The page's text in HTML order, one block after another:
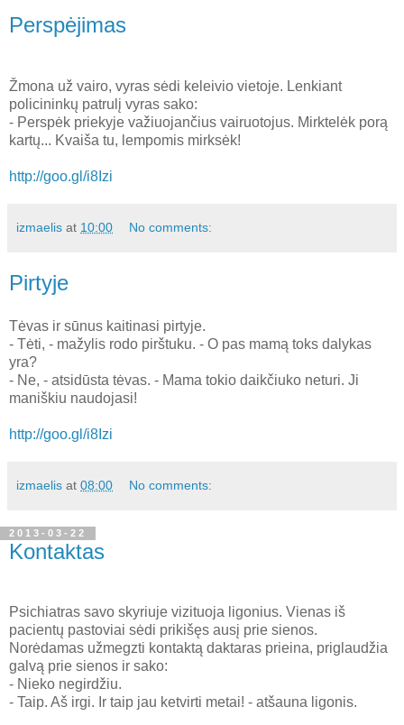
Perspėjimas
Žmona už vairo, vyras sėdi keleivio vietoje. Lenkiant
policininkų patrulį vyras sako:
- Perspėk priekyje važiuojančius vairuotojus. Mirktelėk porą
kartų... Kvaiša tu, lempomis mirksėk!
http://goo.gl/i8Izi
izmaelis at 10:00 No comments:
Pirtyje
Tėvas ir sūnus kaitinasi pirtyje.
- Tėti, - mažylis rodo pirštuku. - O pas mamą toks dalykas
yra?
- Ne, - atsidūsta tėvas. - Mama tokio daikčiuko neturi. Ji
maniškiu naudojasi!
http://goo.gl/i8Izi
izmaelis at 08:00 No comments:
2013-03-22
Kontaktas
Psichiatras savo skyriuje vizituoja ligonius. Vienas iš
pacientų pastoviai sėdi prikišęs ausį prie sienos.
Norėdamas užmegzti kontaktą daktaras prieina, priglaudžia
galvą prie sienos ir sako:
- Nieko negirdžiu.
- Taip. Aš irgi. Ir taip jau ketvirti metai! - atšauna ligonis.